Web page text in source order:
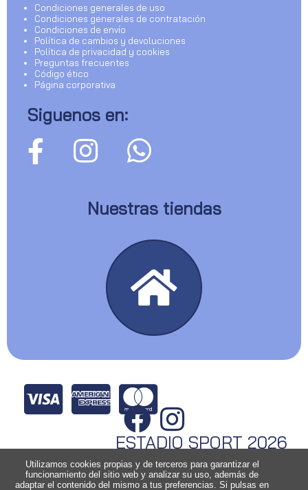
Condiciones generales de uso
Condiciones generales de contratación
Condiciones de envío
Política de cambios y devoluciones
Política de privacidad y cookies
Preguntas frecuentes
Código ético
Página corporativa
Siguenos en:
Nuestras tiendas
ESTADIO SPORT 2026
Utilizamos cookies propias y de terceros para garantizar el
funcionamiento del sitio web y analizar su uso, además de
adaptar el contenido del mismo a tus preferencias. Si pulsas en